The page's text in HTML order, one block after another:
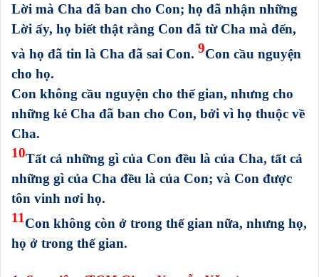
Lời mà Cha đã ban cho Con; họ đã nhận những
Lời ấy, họ biết thật rằng Con đã từ Cha mà đến,
và họ đã tin là Cha đã sai Con. 9Con cầu nguyện
cho họ.
Con không cầu nguyện cho thế gian, nhưng cho
những kẻ Cha đã ban cho Con, bởi vì họ thuộc về
Cha.
10Tất cả những gì của Con đều là của Cha, tất cả
những gì của Cha đều là của Con; và Con được
tôn vinh nơi họ.
11Con không còn ở trong thế gian nữa, nhưng họ,
họ ở trong thế gian.